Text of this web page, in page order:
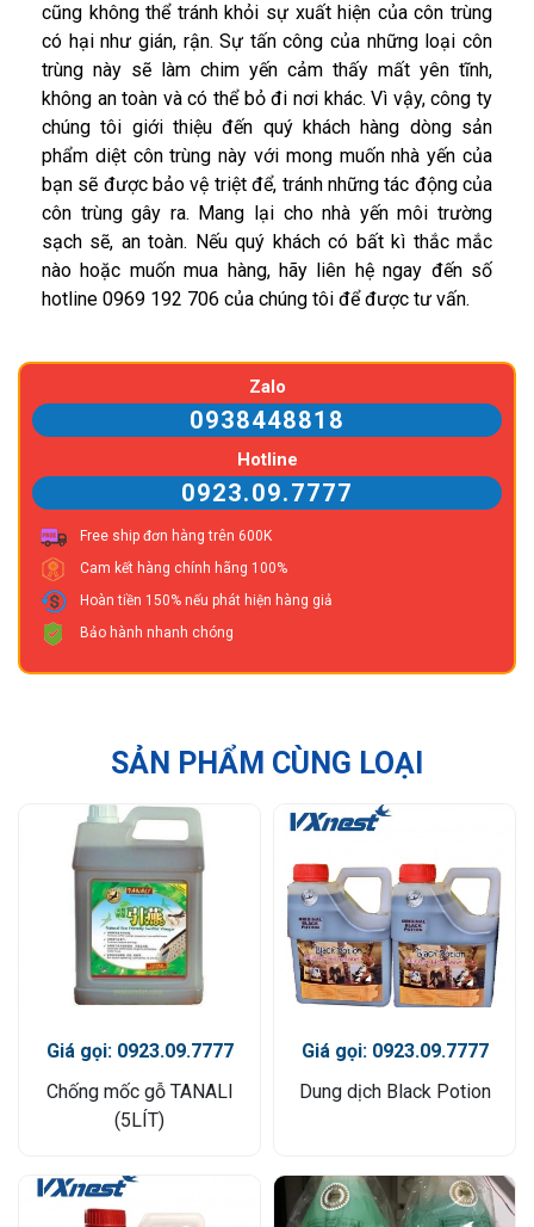
cũng không thể tránh khỏi sự xuất hiện của côn trùng
có hại như gián, rận. Sự tấn công của những loại côn
trùng này sẽ làm chim yến cảm thấy mất yên tĩnh,
không an toàn và có thể bỏ đi nơi khác. Vì vậy, công ty
chúng tôi giới thiệu đến quý khách hàng dòng sản
phẩm diệt côn trùng này với mong muốn nhà yến của
bạn sẽ được bảo vệ triệt để, tránh những tác động của
côn trùng gây ra. Mang lại cho nhà yến môi trường
sạch sẽ, an toàn. Nếu quý khách có bất kì thắc mắc
nào hoặc muốn mua hàng, hãy liên hệ ngay đến số
hotline 0969 192 706 của chúng tôi để được tư vấn.
Zalo
0938448818
Hotline
0923.09.7777
Free ship đơn hàng trên 600K
Cam kết hàng chính hãng 100%
Hoàn tiền 150% nếu phát hiện hàng giả
Bảo hành nhanh chóng
SẢN PHẨM CÙNG LOẠI
Giá gọi: 0923.09.7777
Chống mốc gỗ TANALI
(5LÍT)
Giá gọi: 0923.09.7777
Dung dịch Black Potion